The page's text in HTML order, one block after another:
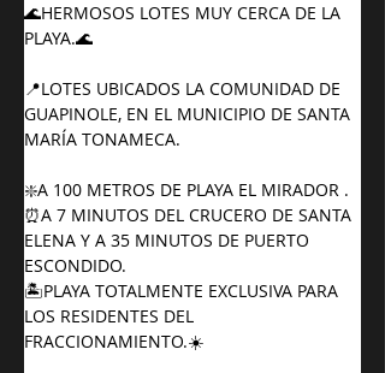
🌊HERMOSOS LOTES MUY CERCA DE LA
PLAYA.🌊
📍LOTES UBICADOS LA COMUNIDAD DE
GUAPINOLE, EN EL MUNICIPIO DE SANTA
MARÍA TONAMECA.
❇️A 100 METROS DE PLAYA EL MIRADOR .
⏰A 7 MINUTOS DEL CRUCERO DE SANTA
ELENA Y A 35 MINUTOS DE PUERTO
ESCONDIDO.
🏝️PLAYA TOTALMENTE EXCLUSIVA PARA
LOS RESIDENTES DEL
FRACCIONAMIENTO.☀️